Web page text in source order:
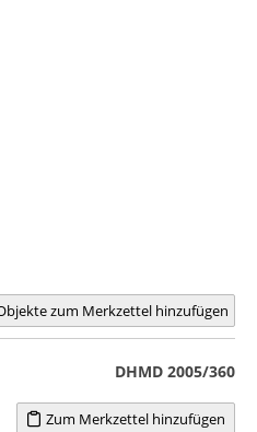
zum Merkzettel hinzufügen
DHMD 2005/360
Zum Merkzettel hinzufügen